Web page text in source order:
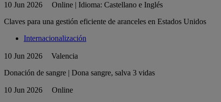
10 Jun 2026
Online | Idioma: Castellano e Inglés
Claves para una gestión eficiente de aranceles en Estados Unidos
Internacionalización
10 Jun 2026
Valencia
Donación de sangre | Dona sangre, salva 3 vidas
10 Jun 2026
Online